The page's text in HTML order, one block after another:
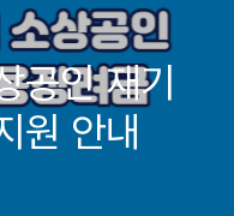
공인 재기
원 안내